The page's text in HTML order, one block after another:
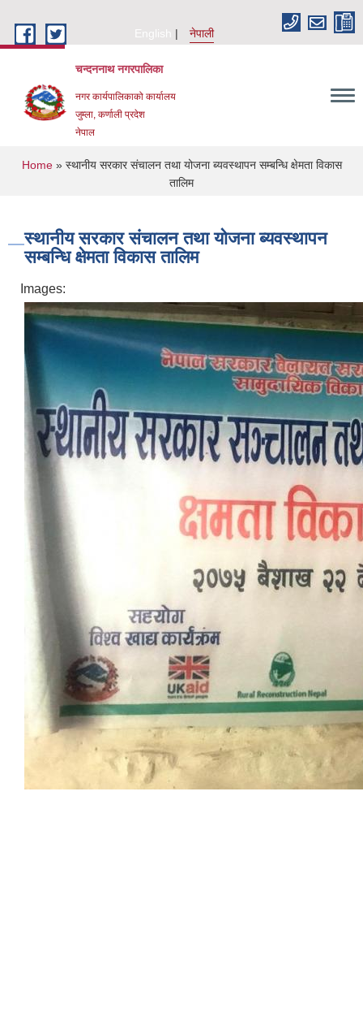
English
नेपाली
चन्दननाथ नगरपालिका
नगर कार्यपालिकाको कार्यालय
जुम्ला, कर्णाली प्रदेश
नेपाल
You are here
Home» स्थानीय सरकार संचालन तथा योजना ब्यवस्थापन सम्बन्धि क्षेमता विकास
तालिम
स्थानीय सरकार संचालन तथा योजना ब्यवस्थापन
सम्बन्धि क्षेमता विकास तालिम
Images: